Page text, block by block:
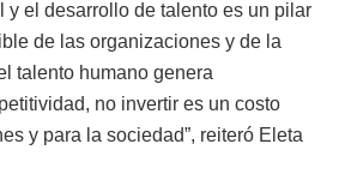
y el desarrollo de talento es un pilar
de las organizaciones y de la
talento humano genera
no invertir es un costo
y para la sociedad”, reiteró Eleta